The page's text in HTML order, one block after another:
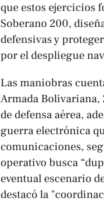
que estos ejercicios
Soberano 200,
defensivas y
por el despliegue
Las maniobras
Armada Bolivariana,
de defensa aérea,
guerra electrónica
comunicaciones,
operativo busca
eventual escenario
destacó la